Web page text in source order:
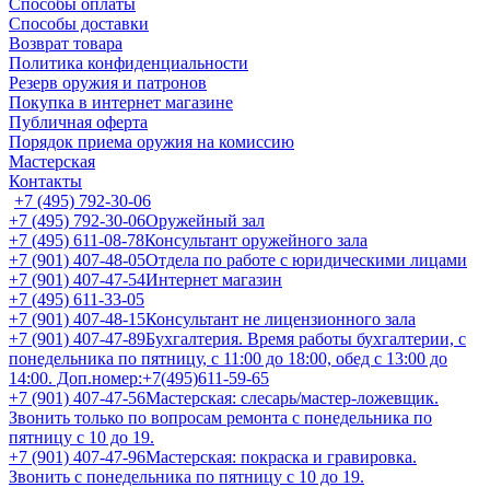
Способы оплаты
Способы доставки
Возврат товара
Политика конфиденциальности
Резерв оружия и патронов
Покупка в интернет магазине
Публичная оферта
Порядок приема оружия на комиссию
Мастерская
Контакты
+7 (495) 792-30-06
+7 (495) 792-30-06Оружейный зал
+7 (495) 611-08-78Консультант оружейного зала
+7 (901) 407-48-05Отдела по работе с юридическими лицами
+7 (901) 407-47-54Интернет магазин
+7 (495) 611-33-05
+7 (901) 407-48-15Консультант не лицензионного зала
+7 (901) 407-47-89Бухгалтерия. Время работы бухгалтерии, с
понедельника по пятницу, с 11:00 до 18:00, обед с 13:00 до
14:00. Доп.номер:+7(495)611-59-65
+7 (901) 407-47-56Мастерская: слесарь/мастер-ложевщик.
Звонить только по вопросам ремонта с понедельника по
пятницу с 10 до 19.
+7 (901) 407-47-96Мастерская: покраска и гравировка.
Звонить с понедельника по пятницу с 10 до 19.